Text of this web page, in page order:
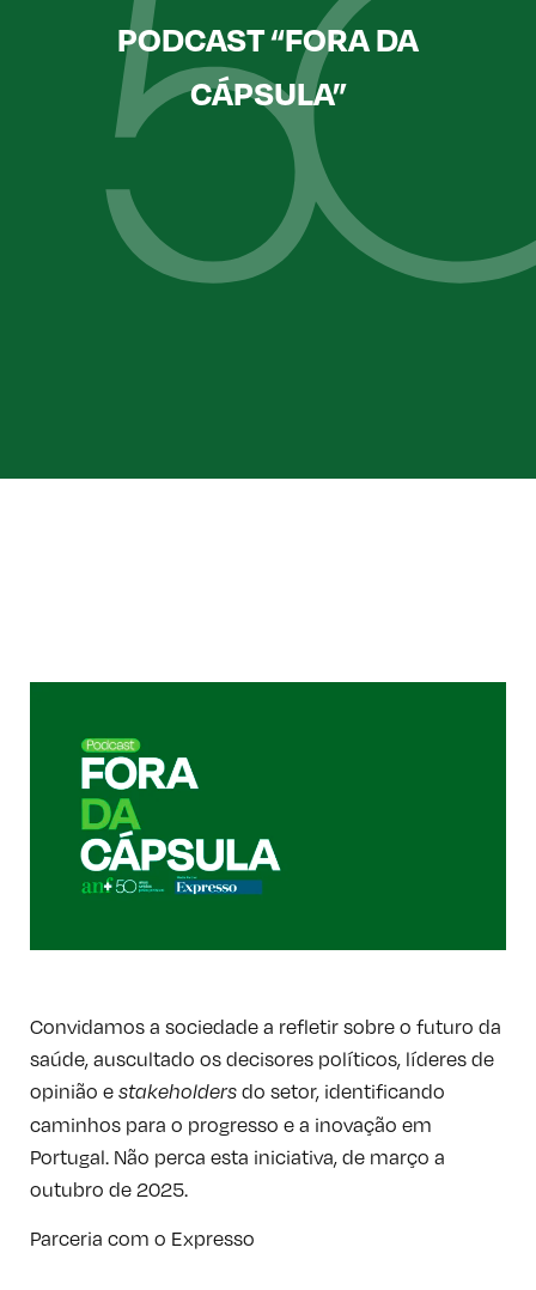
PODCAST “FORA DA
CÁPSULA”
Convidamos a sociedade a refletir sobre o futuro da
saúde, auscultado os decisores políticos, líderes de
opinião e stakeholders do setor, identificando
caminhos para o progresso e a inovação em
Portugal. Não perca esta iniciativa, de março a
outubro de 2025.
Parceria com o Expresso